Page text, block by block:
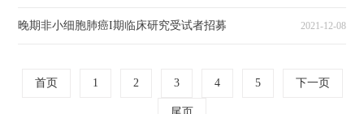
晚期非小细胞肺癌I期临床研究受试者招募 2021-12-08
首页 1 2 3 4 5 下一页